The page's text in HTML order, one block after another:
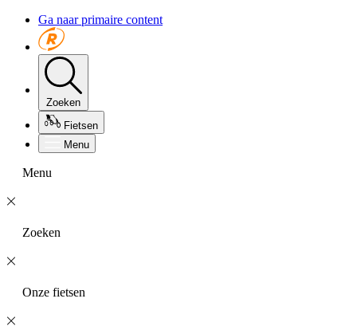
Ga naar primaire content
Zoeken
Fietsen
Menu
Menu
Zoeken
Onze fietsen